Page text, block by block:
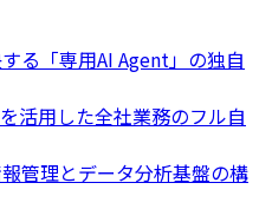
る「専用AI Agent」の独自
活用した全社業務のフル自
管理とデータ分析基盤の構